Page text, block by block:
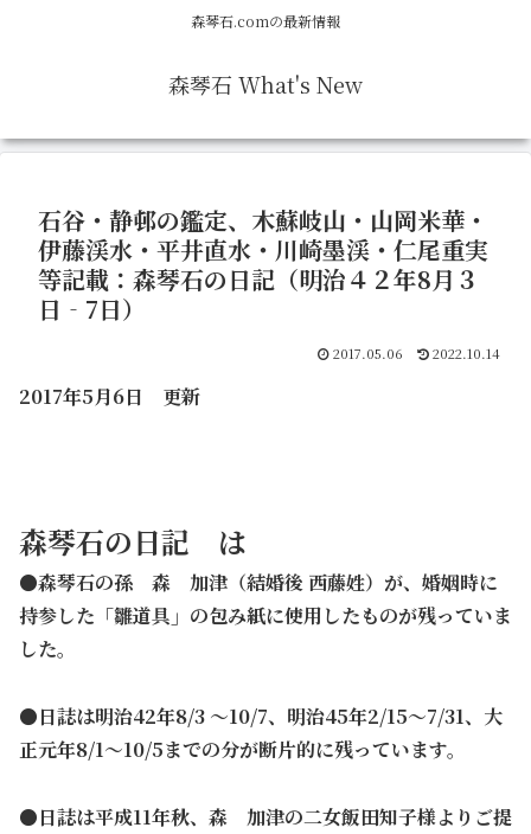
森琴石.comの最新情報
森琴石 What's New
石谷・静邨の鑑定、木蘇岐山・山岡米華・
伊藤渓水・平井直水・川崎墨渓・仁尾重実
等記載：森琴石の日記（明治４２年8月３
日‐7日）
2017.05.06 2022.10.14
2017年5月6日 更新
森琴石の日記 は
●森琴石の孫 森 加津（結婚後 西藤姓）が、婚姻時に
持参した「雛道具」の包み紙に使用したものが残っていま
した。
●日誌は明治42年8/3 ～10/7、明治45年2/15～7/31、大
正元年8/1～10/5までの分が断片的に残っています。
●日誌は平成11年秋、森 加津の二女飯田知子様よりご提